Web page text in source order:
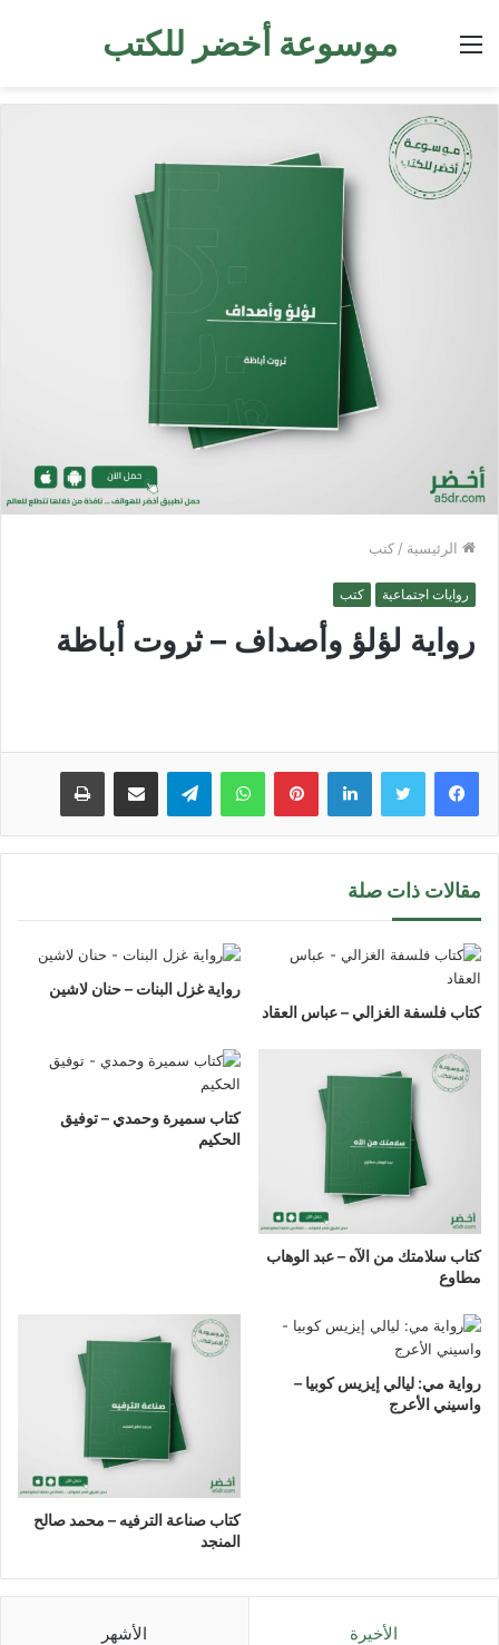
موسوعة أخضر للكتب القائمة
الرئيسية / كتب
روايات اجتماعية كتب
رواية لؤلؤ وأصداف – ثروت أباظة
لينكدإن بينتيريستواتساب تيلقرام مشاركة عبر البريد طباعة
مقالات ذات صلة
كتاب فلسفة الغزالي – عباس العقاد
رواية غزل البنات – حنان لاشين
كتاب سلامتك من الآه – عبد الوهاب
مطاوع
كتاب سميرة وحمدي – توفيق
الحكيم
رواية مي: ليالي إيزيس كوبيا –
واسيني الأعرج
كتاب صناعة الترفيه – محمد صالح
المنجد
الأخيرة الأشهر